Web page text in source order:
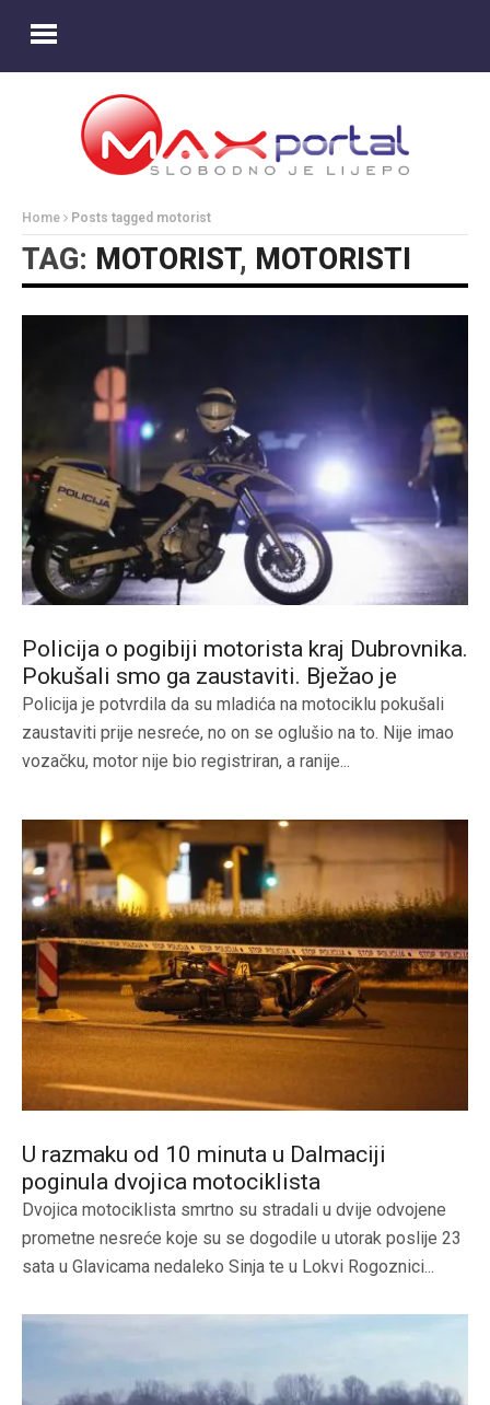
Home Posts tagged motorist
TAG: MOTORIST, MOTORISTI
Policija o pogibiji motorista kraj Dubrovnika.
Pokušali smo ga zaustaviti. Bježao je
Policija je potvrdila da su mladića na motociklu pokušali
zaustaviti prije nesreće, no on se oglušio na to. Nije imao
vozačku, motor nije bio registriran, a ranije...
U razmaku od 10 minuta u Dalmaciji
poginula dvojica motociklista
Dvojica motociklista smrtno su stradali u dvije odvojene
prometne nesreće koje su se dogodile u utorak poslije 23
sata u Glavicama nedaleko Sinja te u Lokvi Rogoznici...